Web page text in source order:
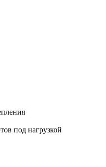
под нагрузкой